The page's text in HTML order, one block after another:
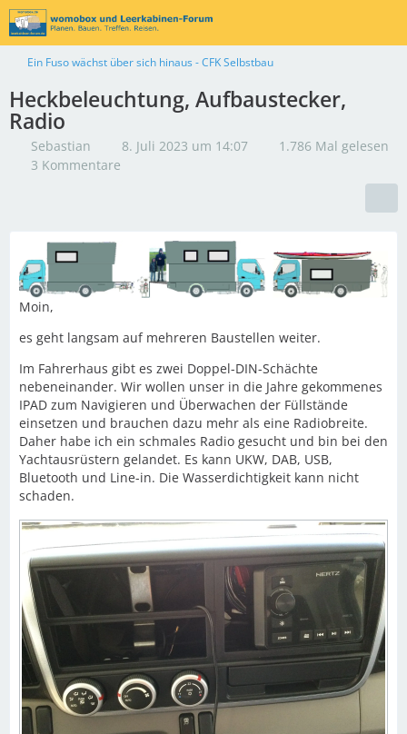
Ein Fuso wächst über sich hinaus - CFK Selbstbau
Heckbeleuchtung, Aufbaustecker,
Radio
Sebastian 8. Juli 2023 um 14:07
1.786 Mal gelesen
3 Kommentare
Moin,
es geht langsam auf mehreren Baustellen weiter.
Im Fahrerhaus gibt es zwei Doppel-DIN-Schächte
nebeneinander. Wir wollen unser in die Jahre gekommenes
IPAD zum Navigieren und Überwachen der Füllstände
einsetzen und brauchen dazu mehr als eine Radiobreite.
Daher habe ich ein schmales Radio gesucht und bin bei den
Yachtausrüstern gelandet. Es kann UKW, DAB, USB,
Bluetooth und Line-in. Die Wasserdichtigkeit kann nicht
schaden.